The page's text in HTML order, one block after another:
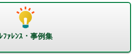
ﾚﾌｧﾚﾝｽ・事例集